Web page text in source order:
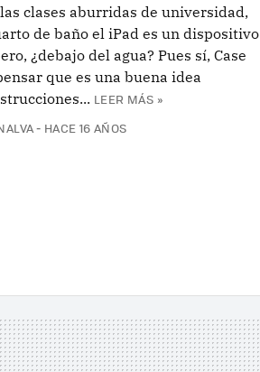
clases aburridas de universidad,
de baño el iPad es un dispositivo
¿debajo del agua? Pues sí, Case
que es una buena idea
LEER MÁS »
HACE 16 AÑOS